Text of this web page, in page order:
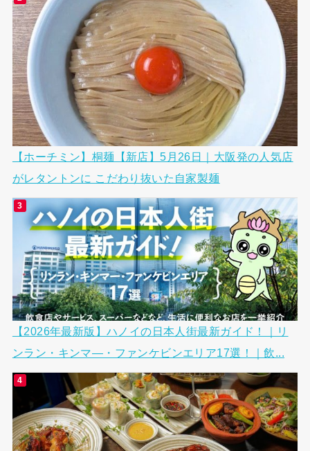
【ホーチミン】桐麺【新店】5月26日｜大阪発の人気店
がレタントンに こだわり抜いた自家製麺
【2026年最新版】ハノイの日本人街最新ガイド！｜リ
ンラン・キンマ―・ファンケビンエリア17選！｜飲...